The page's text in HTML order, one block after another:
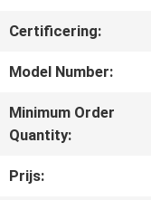
CONTACTEER
ONS
Certificering:
Model Number:
Minimum Order
Quantity:
Prijs: